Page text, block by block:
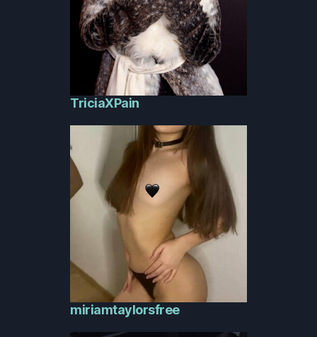
TriciaXPain
miriamtaylorsfree